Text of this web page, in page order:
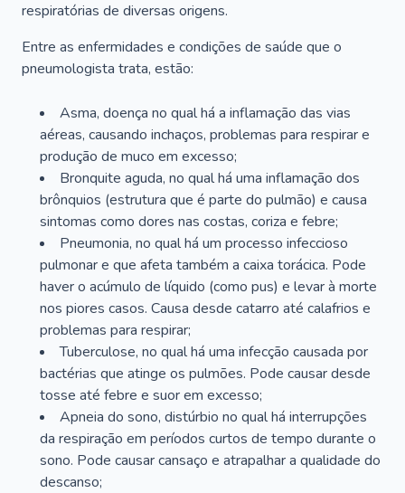
respiratórias de diversas origens.
Entre as enfermidades e condições de saúde que o
pneumologista trata, estão:
Asma, doença no qual há a inflamação das vias
aéreas, causando inchaços, problemas para respirar e
produção de muco em excesso;
Bronquite aguda, no qual há uma inflamação dos
brônquios (estrutura que é parte do pulmão) e causa
sintomas como dores nas costas, coriza e febre;
Pneumonia, no qual há um processo infeccioso
pulmonar e que afeta também a caixa torácica. Pode
haver o acúmulo de líquido (como pus) e levar à morte
nos piores casos. Causa desde catarro até calafrios e
problemas para respirar;
Tuberculose, no qual há uma infecção causada por
bactérias que atinge os pulmões. Pode causar desde
tosse até febre e suor em excesso;
Apneia do sono, distúrbio no qual há interrupções
da respiração em períodos curtos de tempo durante o
sono. Pode causar cansaço e atrapalhar a qualidade do
descanso;